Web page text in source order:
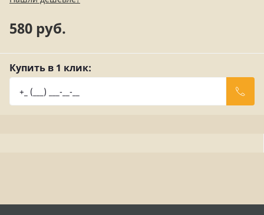
580 руб.
Купить в 1 клик: